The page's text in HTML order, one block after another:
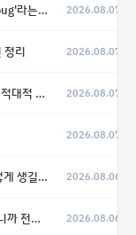
발히 개발 중 2026.08.07
정리 2026.08.07
될 것" 2026.08.07
2026.08.07
있는지 2026.08.06
르겠다.” 2026.08.06